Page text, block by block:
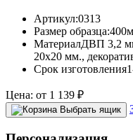
Артикул:0313
Размер образца:
МатериалДВП 3,2
20х20 мм.,
Срок изготовления
Цена: от 1 139 ₽
Выбрать ящик